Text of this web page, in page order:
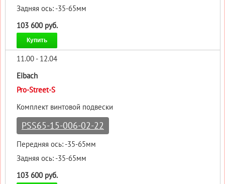
Задняя ось: -35-65мм
103 600 руб.
Купить
11.00 - 12.04
Eibach
Pro-Street-S
Комплект винтовой подвески
PSS65-15-006-02-22
Передняя ось: -35-65мм
Задняя ось: -35-65мм
103 600 руб.